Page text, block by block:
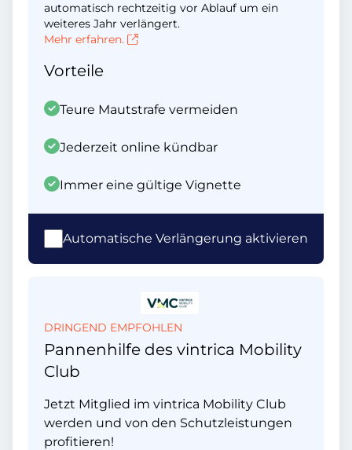
automatisch rechtzeitig vor Ablauf um ein
weiteres Jahr verlängert.
Mehr erfahren.
Vorteile
Teure Mautstrafe vermeiden
Jederzeit online kündbar
Immer eine gültige Vignette
Automatische Verlängerung aktivieren
DRINGEND EMPFOHLEN
Pannenhilfe des vintrica Mobility
Club
Jetzt Mitglied im vintrica Mobility Club
werden und von den Schutzleistungen
profitieren!